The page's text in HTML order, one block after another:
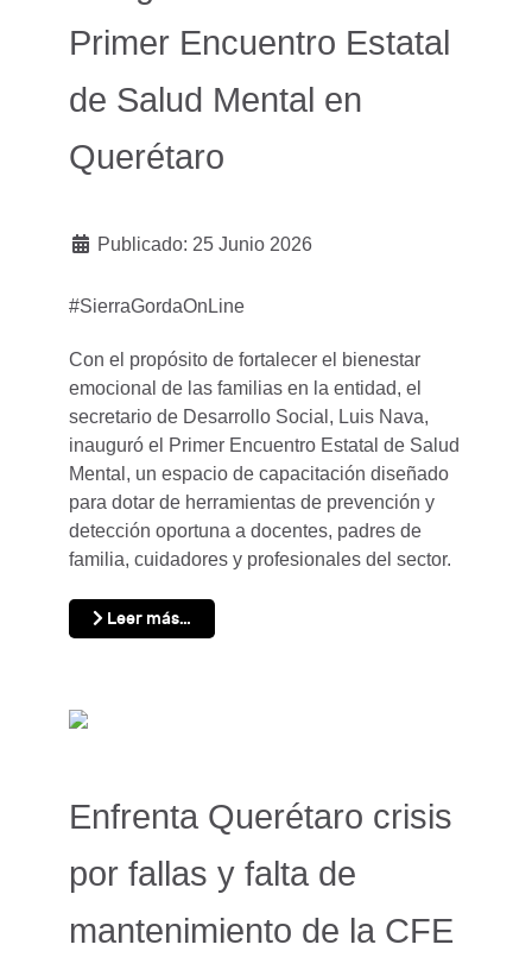
Primer Encuentro Estatal
de Salud Mental en
Querétaro
Publicado: 25 Junio 2026
#SierraGordaOnLine
Con el propósito de fortalecer el bienestar
emocional de las familias en la entidad, el
secretario de Desarrollo Social, Luis Nava,
inauguró el Primer Encuentro Estatal de Salud
Mental, un espacio de capacitación diseñado
para dotar de herramientas de prevención y
detección oportuna a docentes, padres de
familia, cuidadores y profesionales del sector.
Leer más…
Enfrenta Querétaro crisis
por fallas y falta de
mantenimiento de la CFE